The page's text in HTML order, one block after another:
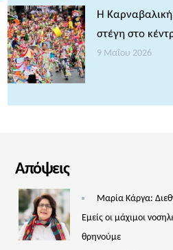
Η
στέγη στο
9 Μαΐου 2026
Απόψεις
Μαρία Κάργα:
Εμείς οι μάχιμοι
θρηνούμε